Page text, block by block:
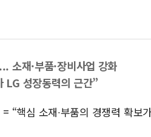
소재·부품·장비사업 강화
LG 성장동력의 근간”
“핵심 소재∙부품의 경쟁력 확보